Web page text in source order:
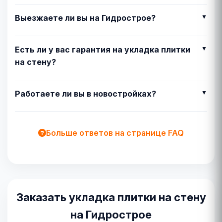
Выезжаете ли вы на Гидрострое?
Есть ли у вас гарантия на укладка плитки
на стену?
Работаете ли вы в новостройках?
Больше ответов на странице FAQ
Заказать укладка плитки на стену
на Гидрострое